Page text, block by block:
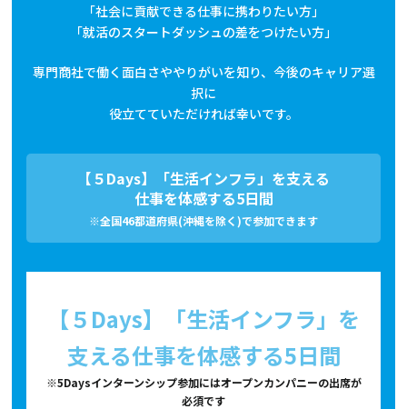
「社会に貢献できる仕事に携わりたい方」
「就活のスタートダッシュの差をつけたい方」
専門商社で働く面白さややりがいを知り、今後のキャリア選
択に
役立てていただければ幸いです。
【５Days】「生活インフラ」を支える
仕事を体感する5日間
※全国46都道府県(沖縄を除く)で参加できます
【５Days】「生活インフラ」を
支える仕事を体感する5日間
※5Daysインターンシップ参加にはオープンカンパニーの出席が
必須です